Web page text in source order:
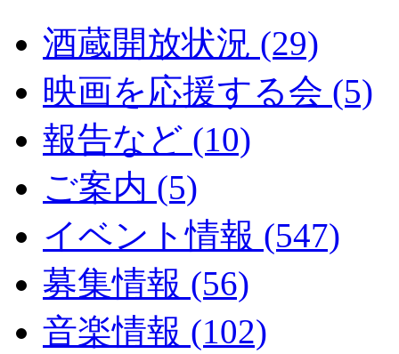
酒蔵開放状況 (29)
映画を応援する会 (5)
報告など (10)
ご案内 (5)
イベント情報 (547)
募集情報 (56)
音楽情報 (102)